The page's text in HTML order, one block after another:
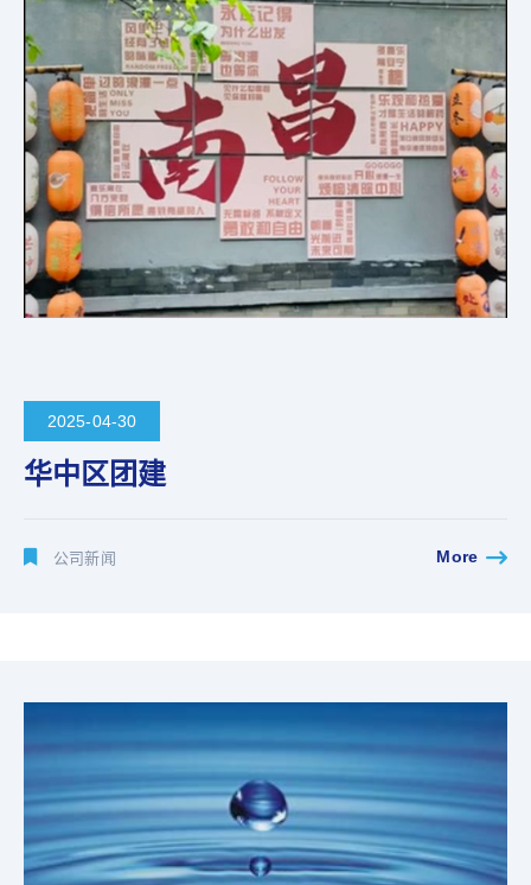
2025-04-30
华中区团建
公司新闻 More